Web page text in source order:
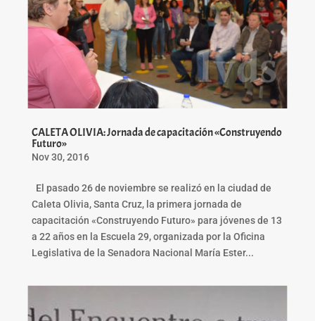
CALETA OLIVIA: Jornada de capacitación «Construyendo
Futuro»
Nov 30, 2016
El pasado 26 de noviembre se realizó en la ciudad de
Caleta Olivia, Santa Cruz, la primera jornada de
capacitación «Construyendo Futuro» para jóvenes de 13
a 22 años en la Escuela 29, organizada por la Oficina
Legislativa de la Senadora Nacional María Ester...